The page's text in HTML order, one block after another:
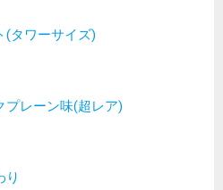
(タワーサイズ)
プレーン味(超レア)
り